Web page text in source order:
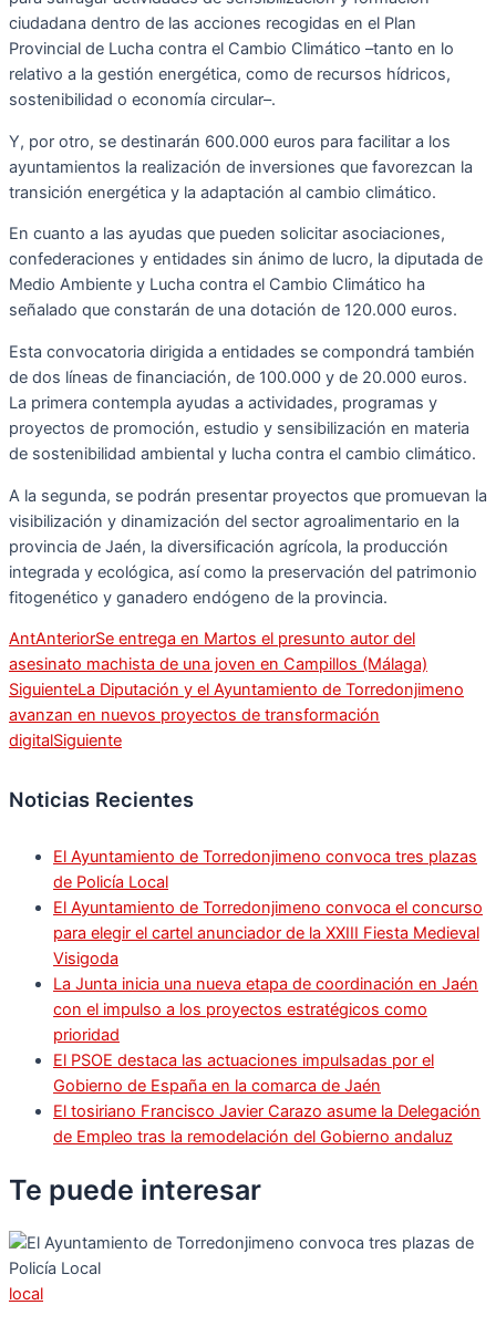
ciudadana dentro de las acciones recogidas en el Plan
Provincial de Lucha contra el Cambio Climático –tanto en lo
relativo a la gestión energética, como de recursos hídricos,
sostenibilidad o economía circular–.
Y, por otro, se destinarán 600.000 euros para facilitar a los
ayuntamientos la realización de inversiones que favorezcan la
transición energética y la adaptación al cambio climático.
En cuanto a las ayudas que pueden solicitar asociaciones,
confederaciones y entidades sin ánimo de lucro, la diputada de
Medio Ambiente y Lucha contra el Cambio Climático ha
señalado que constarán de una dotación de 120.000 euros.
Esta convocatoria dirigida a entidades se compondrá también
de dos líneas de financiación, de 100.000 y de 20.000 euros.
La primera contempla ayudas a actividades, programas y
proyectos de promoción, estudio y sensibilización en materia
de sostenibilidad ambiental y lucha contra el cambio climático.
A la segunda, se podrán presentar proyectos que promuevan la
visibilización y dinamización del sector agroalimentario en la
provincia de Jaén, la diversificación agrícola, la producción
integrada y ecológica, así como la preservación del patrimonio
fitogenético y ganadero endógeno de la provincia.
AntAnteriorSe entrega en Martos el presunto autor del
asesinato machista de una joven en Campillos (Málaga)
SiguienteLa Diputación y el Ayuntamiento de Torredonjimeno
avanzan en nuevos proyectos de transformación
digitalSiguiente
Noticias Recientes
El Ayuntamiento de Torredonjimeno convoca tres plazas
de Policía Local
El Ayuntamiento de Torredonjimeno convoca el concurso
para elegir el cartel anunciador de la XXIII Fiesta Medieval
Visigoda
La Junta inicia una nueva etapa de coordinación en Jaén
con el impulso a los proyectos estratégicos como
prioridad
El PSOE destaca las actuaciones impulsadas por el
Gobierno de España en la comarca de Jaén
El tosiriano Francisco Javier Carazo asume la Delegación
de Empleo tras la remodelación del Gobierno andaluz
Te puede interesar
local